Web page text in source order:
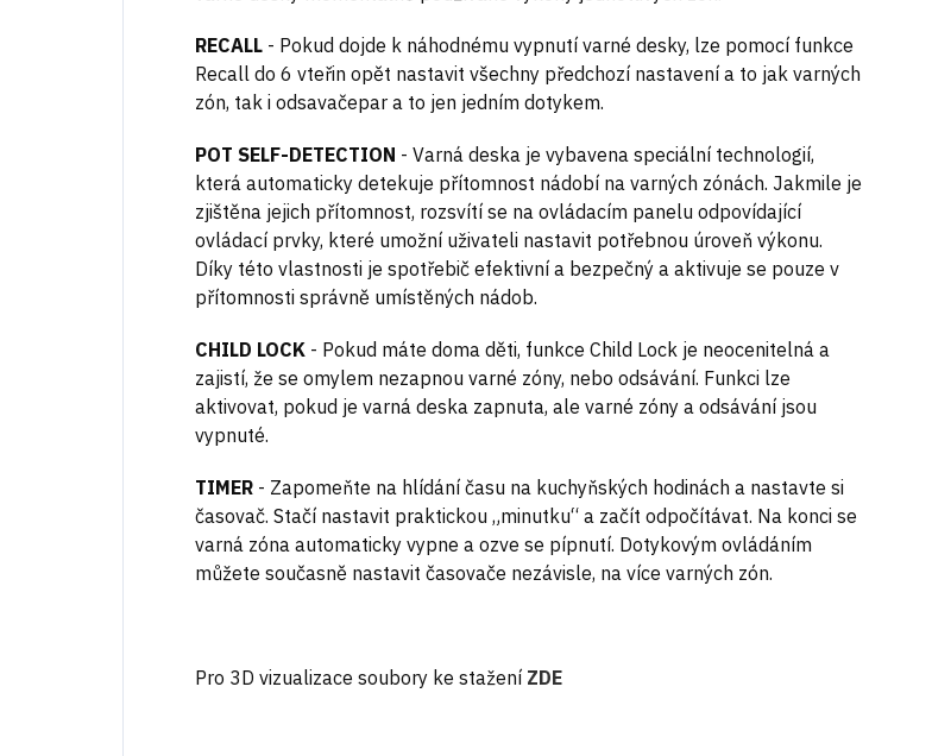
RECALL - Pokud dojde k náhodnému vypnutí varné desky, lze pomocí funkce
Recall do 6 vteřin opět nastavit všechny předchozí nastavení a to jak varných
zón, tak i odsavačepar a to jen jedním dotykem.
POT SELF-DETECTION - Varná deska je vybavena speciální technologií,
která automaticky detekuje přítomnost nádobí na varných zónách. Jakmile je
zjištěna jejich přítomnost, rozsvítí se na ovládacím panelu odpovídající
ovládací prvky, které umožní uživateli nastavit potřebnou úroveň výkonu.
Díky této vlastnosti je spotřebič efektivní a bezpečný a aktivuje se pouze v
přítomnosti správně umístěných nádob.
CHILD LOCK - Pokud máte doma děti, funkce Child Lock je neocenitelná a
zajistí, že se omylem nezapnou varné zóny, nebo odsávání. Funkci lze
aktivovat, pokud je varná deska zapnuta, ale varné zóny a odsávání jsou
vypnuté.
TIMER - Zapomeňte na hlídání času na kuchyňských hodinách a nastavte si
časovač. Stačí nastavit praktickou „minutku“ a začít odpočítávat. Na konci se
varná zóna automaticky vypne a ozve se pípnutí. Dotykovým ovládáním
můžete současně nastavit časovače nezávisle, na více varných zón.
Pro 3D vizualizace soubory ke stažení ZDE